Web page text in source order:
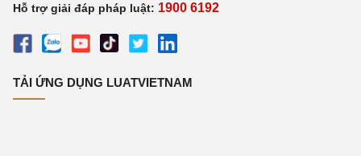
Hỗ trợ giải đáp pháp luật: 1900 6192
TẢI ỨNG DỤNG LUATVIETNAM